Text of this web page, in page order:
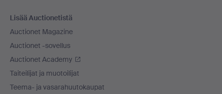
Lisää Auctionetistä
Auctionet Magazine
Auctionet -sovellus
Auctionet Academy
Taiteilijat ja muotoilijat
Teema- ja vasarahuutokaupat